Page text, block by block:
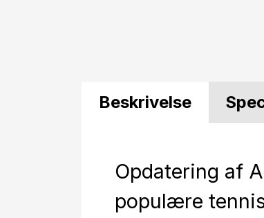
Beskrivelse
Opdatering af
populære